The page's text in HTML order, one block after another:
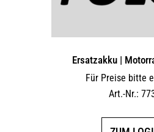
Ersatzakku |
Für Preise bitte
Art.-Nr.: